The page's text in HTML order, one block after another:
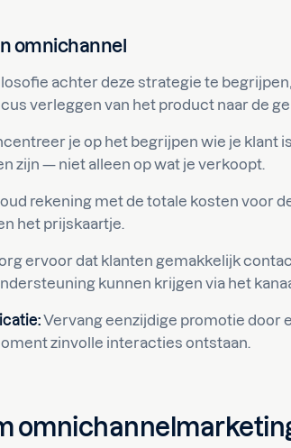
omnichannel
achter deze strategie te
verleggen van het product naar de
je op het begrijpen wie je klant
zijn — niet alleen op wat je verkoopt.
rekening met de totale kosten voor
het prijskaartje.
ervoor dat klanten gemakkelijk
kunnen krijgen via het
Vervang eenzijdige promotie door
zinvolle interacties ontstaan.